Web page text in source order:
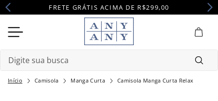
FRETE GRÁTIS ACIMA DE R$299,00
Camisola Manga Curta Camisola Manga Curta Relax
Termos mais buscados